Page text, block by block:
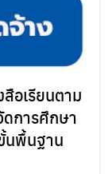
อเรียนตาม
ดการศึกษา
นพื้นฐาน